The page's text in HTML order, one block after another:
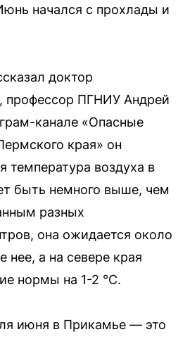
начался с прохлады и
доктор
профессор ПГНИУ Андрей
канале «Опасные
края» он
температура воздуха в
быть немного выше, чем
разных
она ожидается около
а на севере края
нормы на 1-2 °С.
июня в Прикамье — это